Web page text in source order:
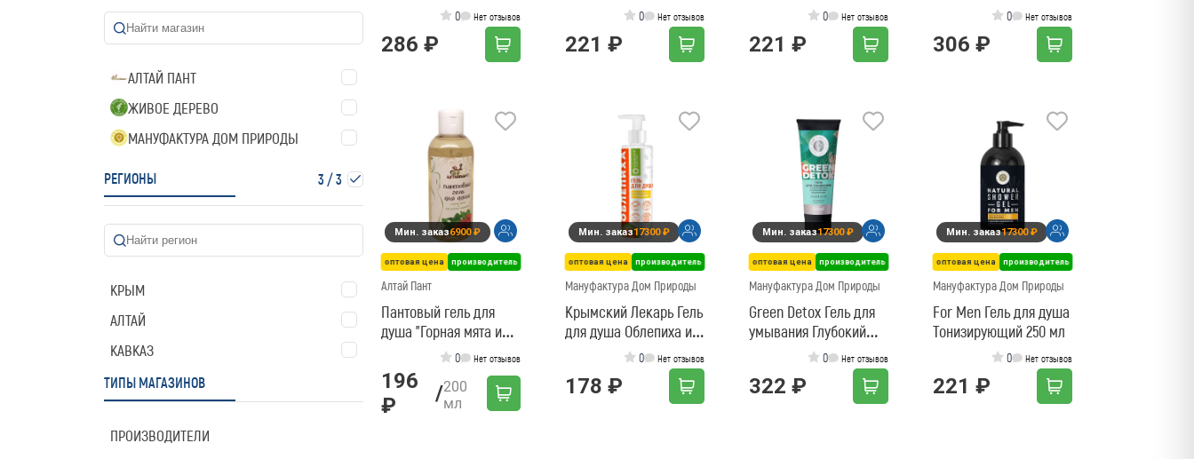
АЛТАЙ ПАНТ
ЖИВОЕ ДЕРЕВО
МАНУФАКТУРА ДОМ ПРИРОДЫ
РЕГИОНЫ 3 /3
КРЫМ
АЛТАЙ
КАВКАЗ
ТИПЫ МАГАЗИНОВ
ПРОИЗВОДИТЕЛИ
0 Нет отзывов
286 ₽
0 Нет отзывов
221 ₽
0 Нет отзывов
221 ₽
0 Нет отзывов
306 ₽
Мин. заказ6900 ₽
оптовая цена производитель
Алтай Пант
Пантовый гель для
душа "Горная мята и
Китайский Лимонник",
200 мл
0 Нет отзывов
196
₽
/200
мл
Мин. заказ17300 ₽
оптовая цена производитель
Мануфактура Дом Природы
Крымский Лекарь Гель
для душа Облепиха и
0 Нет отзывов
178 ₽
Мин. заказ17300 ₽
оптовая цена производитель
Мануфактура Дом Природы
Green Detox Гель для
умывания Глубокий
0 Нет отзывов
322 ₽
Мин. заказ17300 ₽
оптовая цена производитель
Мануфактура Дом Природы
For Men Гель для душа
Тонизирующий 250 мл
0 Нет отзывов
221 ₽